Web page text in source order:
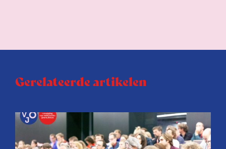
Gerelateerde artikelen